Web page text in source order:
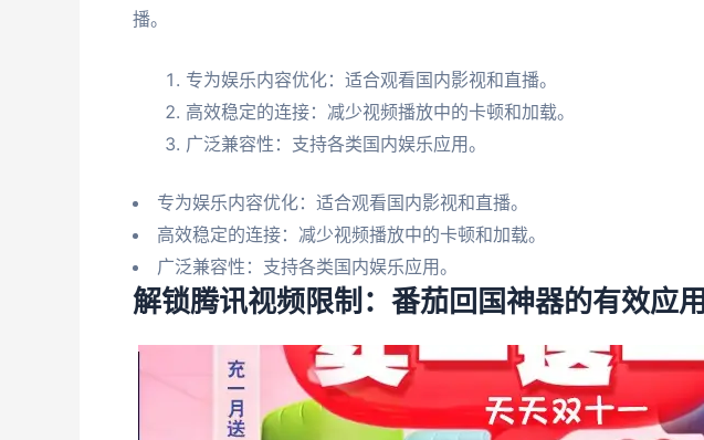
播。
专为娱乐内容优化：适合观看国内影视和直播。
高效稳定的连接：减少视频播放中的卡顿和加载。
广泛兼容性：支持各类国内娱乐应用。
专为娱乐内容优化：适合观看国内影视和直播。
高效稳定的连接：减少视频播放中的卡顿和加载。
广泛兼容性：支持各类国内娱乐应用。
解锁腾讯视频限制：番茄回国神器的有效应用